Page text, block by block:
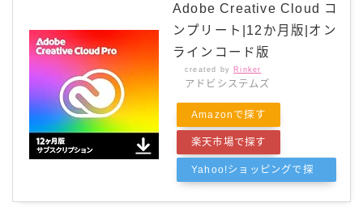
Adobe Creative Cloud コ
ンプリート|12か月版|オン
ラインコード版
created by Rinker
アドビシステムズ
Amazonで探す
楽天市場で探す
Yahoo!ショッピングで探